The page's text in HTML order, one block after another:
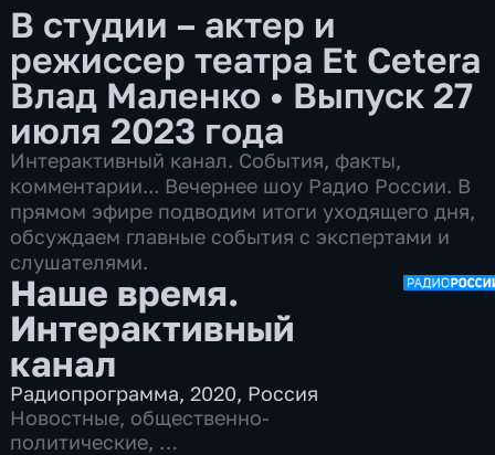
В студии – актер и
режиссер театра Et Cetera
Влад Маленко • Выпуск 27
июля 2023 года
Интерактивный канал. События, факты,
комментарии... Вечернее шоу Радио России. В
прямом эфире подводим итоги уходящего дня,
обсуждаем главные события с экспертами и
слушателями.
Наше время.
Интерактивный
канал
Радиопрограмма,2020, Россия
Новостные, общественно-
политические,